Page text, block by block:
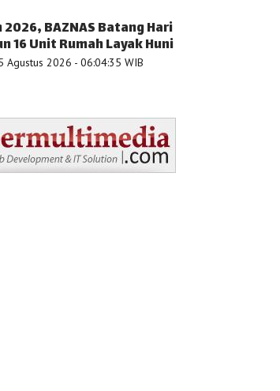
2026, BAZNAS Batang Hari
16 Unit Rumah Layak Huni
Agustus 2026 - 06:04:35 WIB